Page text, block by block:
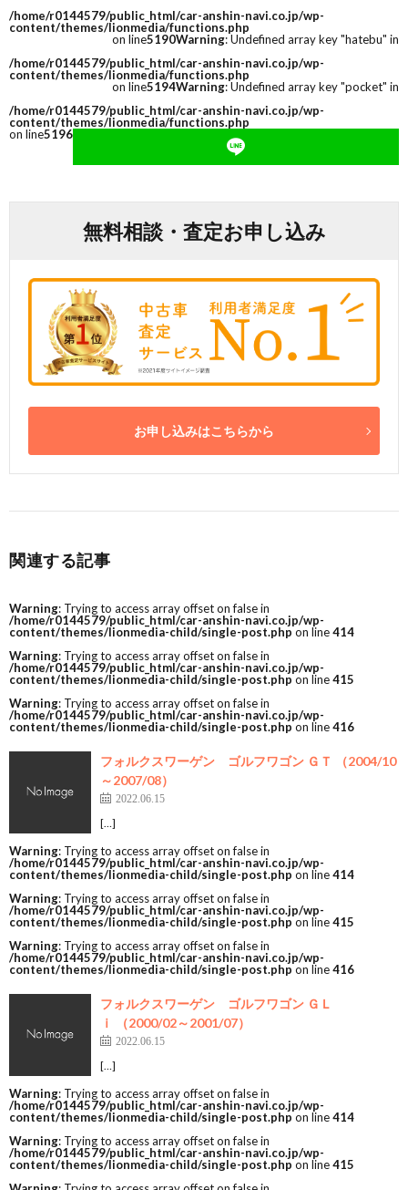
/home/r0144579/public_html/car-anshin-navi.co.jp/wp-
content/themes/lionmedia/functions.php
on line5190Warning: Undefined array key "hatebu" in
/home/r0144579/public_html/car-anshin-navi.co.jp/wp-
content/themes/lionmedia/functions.php
on line5194Warning: Undefined array key "pocket" in
/home/r0144579/public_html/car-anshin-navi.co.jp/wp-
content/themes/lionmedia/functions.php
on line5196
無料相談・査定お申し込み
お申し込みはこちらから
関連する記事
Warning: Trying to access array offset on false in
/home/r0144579/public_html/car-anshin-navi.co.jp/wp-
content/themes/lionmedia-child/single-post.php on line414
Warning: Trying to access array offset on false in
/home/r0144579/public_html/car-anshin-navi.co.jp/wp-
content/themes/lionmedia-child/single-post.php on line415
Warning: Trying to access array offset on false in
/home/r0144579/public_html/car-anshin-navi.co.jp/wp-
content/themes/lionmedia-child/single-post.php on line416
フォルクスワーゲン ゴルフワゴン ＧＴ （2004/10
～2007/08）
2022.06.15
[…]
Warning: Trying to access array offset on false in
/home/r0144579/public_html/car-anshin-navi.co.jp/wp-
content/themes/lionmedia-child/single-post.php on line414
Warning: Trying to access array offset on false in
/home/r0144579/public_html/car-anshin-navi.co.jp/wp-
content/themes/lionmedia-child/single-post.php on line415
Warning: Trying to access array offset on false in
/home/r0144579/public_html/car-anshin-navi.co.jp/wp-
content/themes/lionmedia-child/single-post.php on line416
フォルクスワーゲン ゴルフワゴン ＧＬ
ｉ （2000/02～2001/07）
2022.06.15
[…]
Warning: Trying to access array offset on false in
/home/r0144579/public_html/car-anshin-navi.co.jp/wp-
content/themes/lionmedia-child/single-post.php on line414
Warning: Trying to access array offset on false in
/home/r0144579/public_html/car-anshin-navi.co.jp/wp-
content/themes/lionmedia-child/single-post.php on line415